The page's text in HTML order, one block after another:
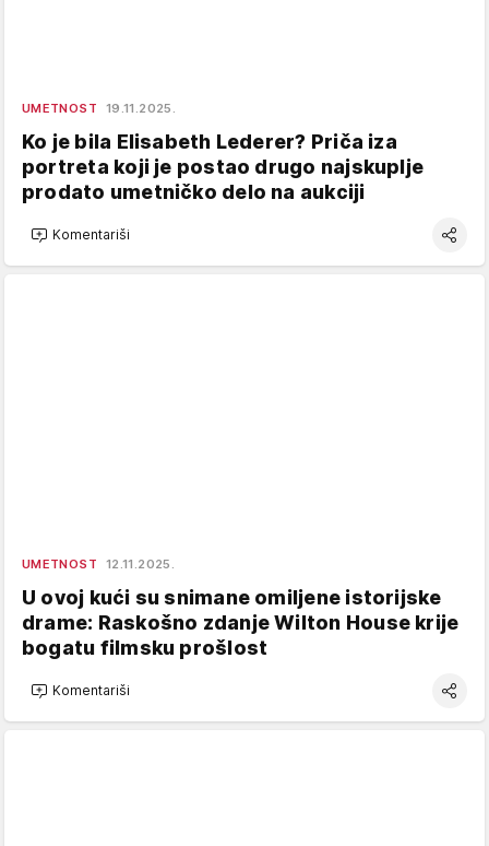
UMETNOST 19.11.2025.
Ko je bila Elisabeth Lederer? Priča iza
portreta koji je postao drugo najskuplje
prodato umetničko delo na aukciji
Komentariši
UMETNOST 12.11.2025.
U ovoj kući su snimane omiljene istorijske
drame: Raskošno zdanje Wilton House krije
bogatu filmsku prošlost
Komentariši